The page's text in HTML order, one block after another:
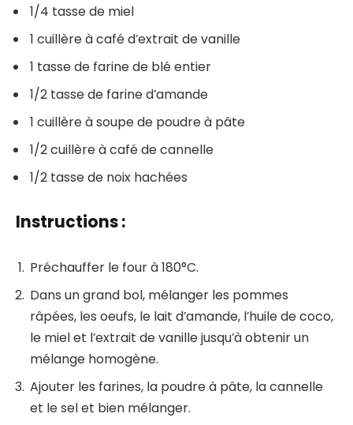
1/4 tasse de miel
1 cuillère à café d’extrait de vanille
1 tasse de farine de blé entier
1/2 tasse de farine d’amande
1 cuillère à soupe de poudre à pâte
1/2 cuillère à café de cannelle
1/2 tasse de noix hachées
Instructions :
Préchauffer le four à 180°C.
Dans un grand bol, mélanger les pommes
râpées, les oeufs, le lait d’amande, l’huile de coco,
le miel et l’extrait de vanille jusqu’à obtenir un
mélange homogène.
Ajouter les farines, la poudre à pâte, la cannelle
et le sel et bien mélanger.